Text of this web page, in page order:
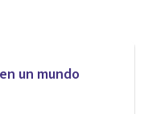
un mundo